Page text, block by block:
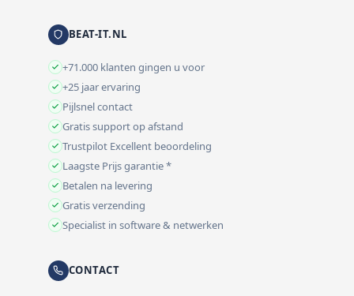
BEAT-IT.NL
+71.000 klanten gingen u voor
+25 jaar ervaring
Pijlsnel contact
Gratis support op afstand
Trustpilot Excellent beoordeling
Laagste Prijs garantie *
Betalen na levering
Gratis verzending
Specialist in software & netwerken
CONTACT